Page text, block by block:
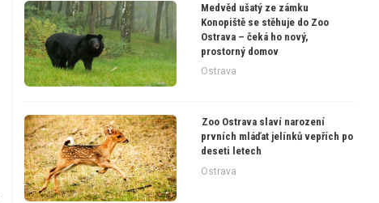
Medvěd ušatý ze zámku
Konopiště se stěhuje do Zoo
Ostrava – čeká ho nový,
prostorný domov
Ostrava
Zoo Ostrava slaví narození
prvních mláďat jelínků vepřích po
deseti letech
Ostrava